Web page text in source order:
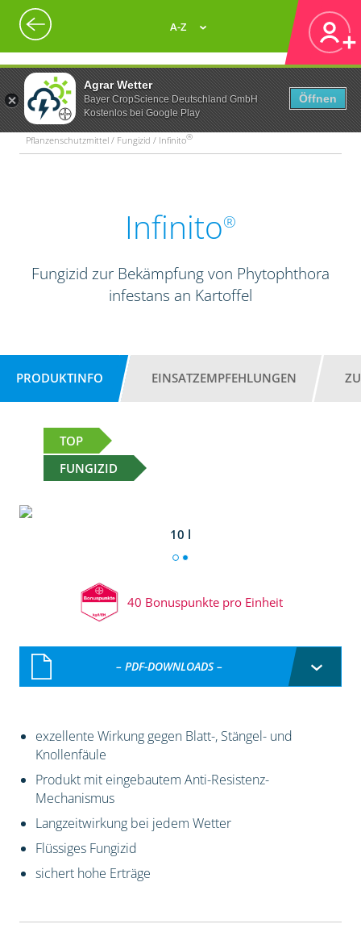
Agrar Wetter
Bayer CropScience Deutschland GmbH
Kostenlos bei Google Play
Öffnen
A-Z
Pflanzenschutzmittel / Fungizid / Infinito®
Infinito®
Fungizid zur Bekämpfung von Phytophthora
infestans an Kartoffel
PRODUKTINFO EINSATZEMPFEHLUNGEN
TOP
FUNGIZID
10 l
40 Bonuspunkte pro Einheit
– PDF-DOWNLOADS –
exzellente Wirkung gegen Blatt-, Stängel- und
Knollenfäule
Produkt mit eingebautem Anti-Resistenz-
Mechanismus
Langzeitwirkung bei jedem Wetter
Flüssiges Fungizid
sichert hohe Erträge